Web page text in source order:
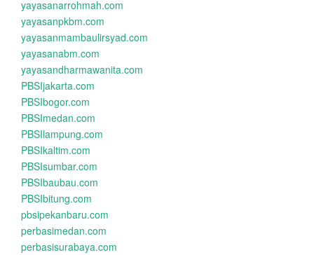
yayasanarrohmah.com
yayasanpkbm.com
yayasanmambaulirsyad.com
yayasanabm.com
yayasandharmawanita.com
PBSIjakarta.com
PBSIbogor.com
PBSImedan.com
PBSIlampung.com
PBSIkaltim.com
PBSIsumbar.com
PBSIbaubau.com
PBSIbitung.com
pbsipekanbaru.com
perbasimedan.com
perbasisurabaya.com